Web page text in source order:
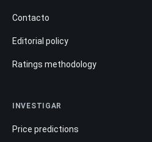
Contacto
Editorial policy
Ratings methodology
INVESTIGAR
Price predictions